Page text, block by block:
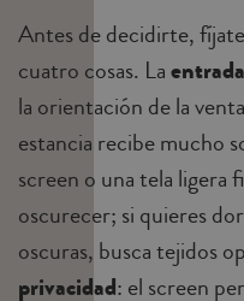
Antes de decidirte,
cuatro cosas. La
la orientación de la
estancia recibe mucho
screen o una tela ligera
oscurecer; si quieres
oscuras, busca tejidos
privacidad: el screen